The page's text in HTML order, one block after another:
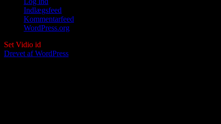
Indlægsfeed
Kommentarfeed
WordPress.org
Set Vidio id
Drevet af WordPress